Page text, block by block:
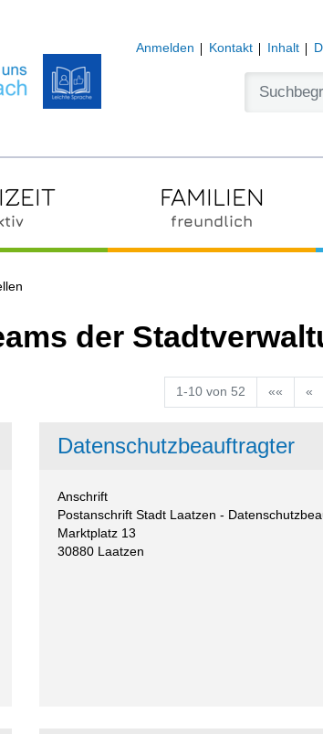
Anmelden Kontakt Inhalt
FAMILIEN
freundlich
der
1-10 von 52 «« «
Datenschutzbeauftragter
Anschrift
Postanschrift Stadt Laatzen -
Marktplatz 13
30880 Laatzen